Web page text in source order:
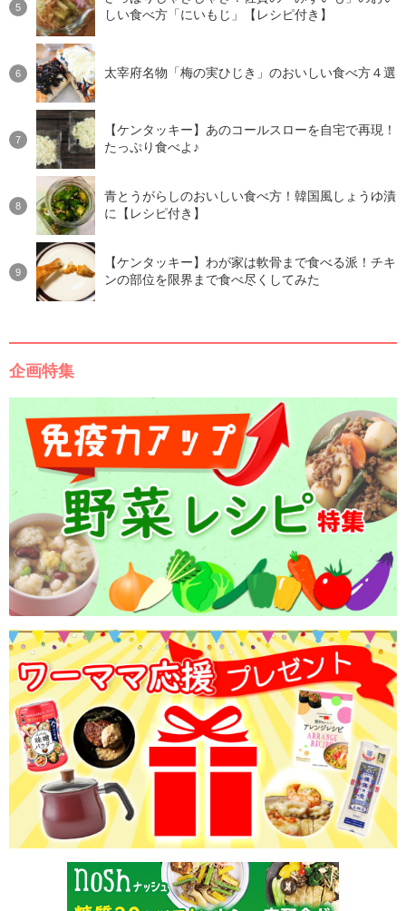
しい食べ方「にいもじ」【レシピ付き】
太宰府名物「梅の実ひじき」のおいしい食べ方４選
【ケンタッキー】あのコールスローを自宅で再現！
たっぷり食べよ♪
青とうがらしのおいしい食べ方！韓国風しょうゆ漬
に【レシピ付き】
【ケンタッキー】わが家は軟骨まで食べる派！チキ
ンの部位を限界まで食べ尽くしてみた
企画特集